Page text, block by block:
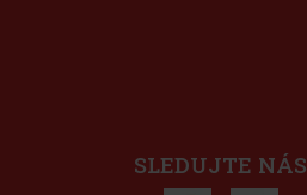
SLEDUJTE NÁS